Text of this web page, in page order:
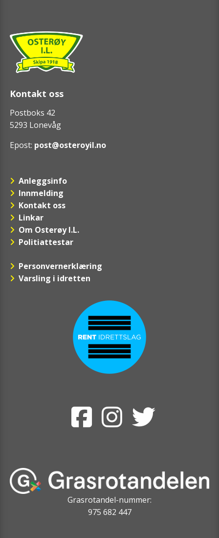
Kontakt oss
Postboks 42
5293 Lonevåg
Epost: post@osteroyil.no
Anleggsinfo
Innmelding
Kontakt oss
Linkar
Om Osterøy I.L.
Politiattestar
Personvernerklæring
Varsling i idretten
Grasrotandel-nummer:
975 682 447